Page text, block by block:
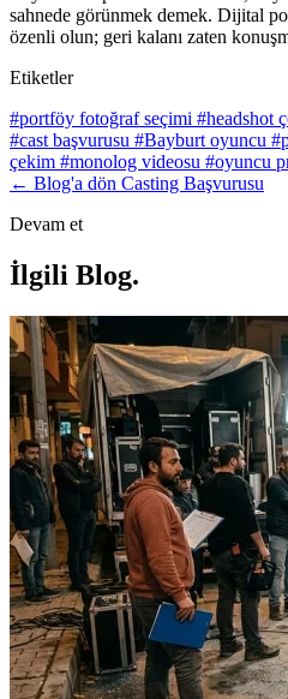
sahnede görünmek demek. Dijital
özenli olun; geri kalanı zaten
Etiketler
#portföy fotoğraf seçimi #headshot
#cast başvurusu #Bayburt oyuncu
çekim #monolog videosu #oyuncu
← Blog'a dön Casting Başvurusu
Devam et
İlgili Blog.